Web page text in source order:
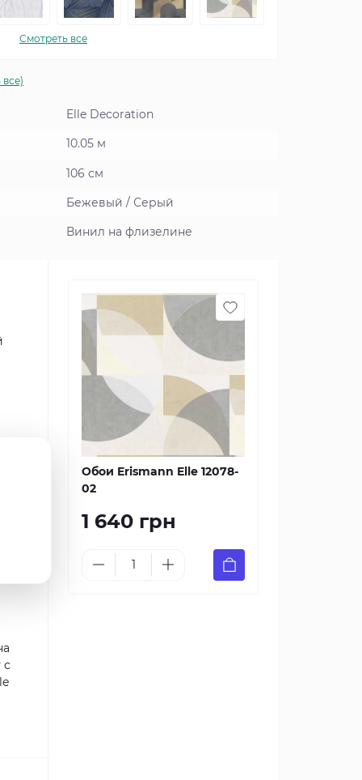
Смотреть все
Elle Decoration
10.05 м
106 см
Бежевый / Серый
Винил на флизелине
с
Обои Erismann Elle 12078-
02
1 640 грн